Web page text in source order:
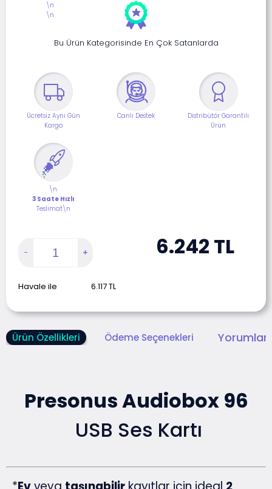
Bu Ürün Kategorisinde En Çok Satanlarda
Ücretsiz Aynı Gün
Kargo
Canlı Destek
Distribütör Garantili
Ürün
\n
3 Saate Hızlı
Teslimat\n
\n
\n
6.242 TL
Havale ile 6.117TL
Ürün Özellikleri Ödeme Seçenekleri
Presonus Audiobox 96
USB Ses Kartı